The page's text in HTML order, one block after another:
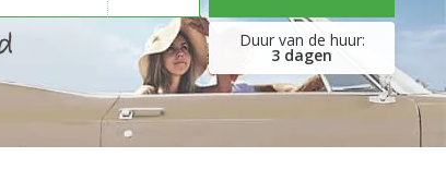
Română
Ελληνικά
Hrvatski
العربية
3 dagen